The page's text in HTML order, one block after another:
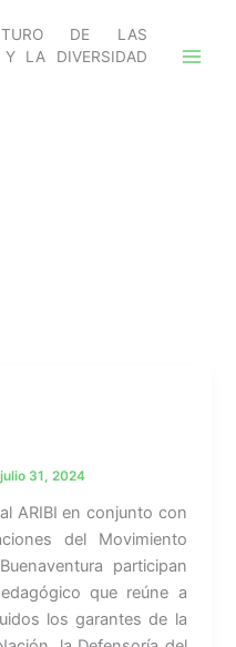
DE LAS
Y LA DIVERSIDAD
julio 31, 2024
ARIBI en conjunto con
del Movimiento
participan
que reúne a
los garantes de la